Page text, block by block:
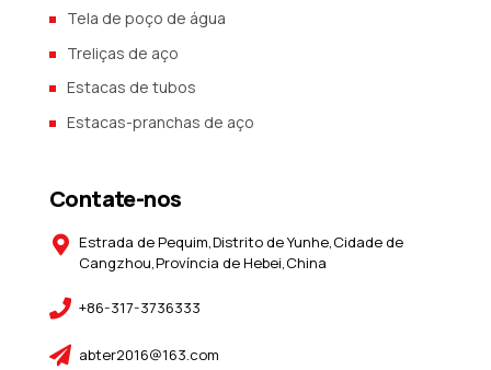
Tela de poço de água
Treliças de aço
Estacas de tubos
Estacas-pranchas de aço
Contate-nos
Estrada de Pequim,Distrito de Yunhe,Cidade de
Cangzhou,Província de Hebei,China
+86-317-3736333
abter2016@163.com